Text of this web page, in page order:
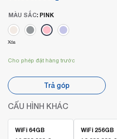
MÀU SẮC: PINK
Xóa
Cho phép đặt hàng trước
Trả góp
CẤU HÌNH KHÁC
WiFi 64GB WiFi 256GB